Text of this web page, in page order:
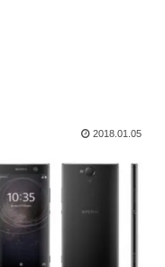
2018.01.05